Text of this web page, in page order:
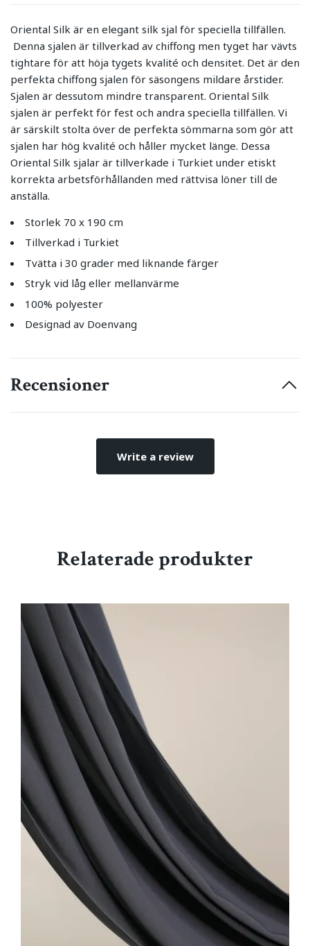
Oriental Silk är en elegant silk sjal för speciella tillfällen.
Denna sjalen är tillverkad av chiffong men tyget har vävts
tightare för att höja tygets kvalité och densitet. Det är den
perfekta chiffong sjalen för säsongens mildare årstider.
Sjalen är dessutom mindre transparent. Oriental Silk
sjalen är perfekt för fest och andra speciella tillfällen. Vi
är särskilt stolta över de perfekta sömmarna som gör att
sjalen har hög kvalité och håller mycket länge. Dessa
Oriental Silk sjalar är tillverkade i Turkiet under etiskt
korrekta arbetsförhållanden med rättvisa löner till de
anställa.
Storlek 70 x 190 cm
Tillverkad i Turkiet
Tvätta i 30 grader med liknande färger
Stryk vid låg eller mellanvärme
100% polyester
Designad av Doenvang
Recensioner
Write a review
Relaterade produkter